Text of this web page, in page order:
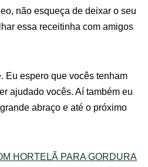
não esqueça de deixar o seu
essa receitinha com amigos
Eu espero que vocês tenham
ajudado vocês. Aí também eu
abraço e até o próximo
HORTELÃ PARA GORDURA